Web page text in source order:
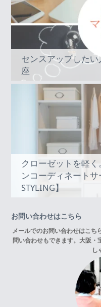
センスアップした
座
クローゼットを軽
ンコーディネートサ
STYLING】
お問い合わせはこちら
メールでのお問い合わせはこち
問い合わせもできます。 大阪・
し